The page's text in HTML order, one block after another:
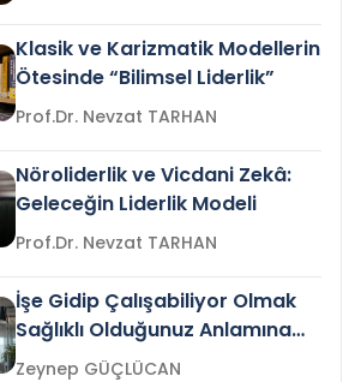
Klasik ve Karizmatik Modellerin
Ötesinde “Bilimsel Liderlik”
Prof.Dr. Nevzat TARHAN
Nöroliderlik ve Vicdani Zekâ:
Geleceğin Liderlik Modeli
Prof.Dr. Nevzat TARHAN
İşe Gidip Çalışabiliyor Olmak
Sağlıklı Olduğunuz Anlamına
Gelir mi?Zeynep GÜÇLÜCAN